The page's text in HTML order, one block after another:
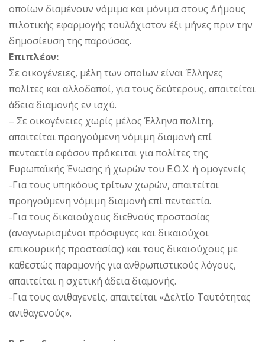
οποίων διαμένουν νόμιμα και μόνιμα στους Δήμους
πιλοτικής εφαρμογής τουλάχιστον έξι μήνες πριν την
δημοσίευση της παρούσας.
Επιπλέον:
Σε οικογένειες, μέλη των οποίων είναι Έλληνες
πολίτες και αλλοδαποί, για τους δεύτερους, απαιτείται
άδεια διαμονής εν ισχύ.
– Σε οικογένειες χωρίς μέλος Έλληνα πολίτη,
απαιτείται προηγούμενη νόμιμη διαμονή επί
πενταετία εφόσον πρόκειται για πολίτες της
Ευρωπαϊκής Ένωσης ή χωρών του Ε.Ο.Χ. ή ομογενείς
-Για τους υπηκόους τρίτων χωρών, απαιτείται
προηγούμενη νόμιμη διαμονή επί πενταετία.
-Για τους δικαιούχους διεθνούς προστασίας
(αναγνωρισμένοι πρόσφυγες και δικαιούχοι
επικουρικής προστασίας) και τους δικαιούχους με
καθεστώς παραμονής για ανθρωπιστικούς λόγους,
απαιτείται η σχετική άδεια διαμονής.
-Για τους ανιθαγενείς, απαιτείται «Δελτίο Ταυτότητας
ανιθαγενούς».